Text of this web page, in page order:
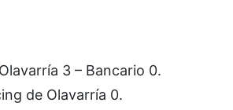
3 – Bancario 0.
de Olavarría 0.